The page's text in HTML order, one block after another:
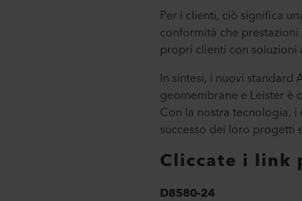
Per i clienti, ciò significa
conformità che
propri clienti con soluzioni
In sintesi, i nuovi standard
geomembrane e Leister è
Con la nostra tecnologia,
successo dei loro progetti
Cliccate i link
D8580-24